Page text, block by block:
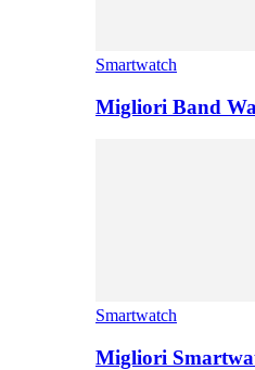
Smartwatch
Migliori Band
Smartwatch
Migliori